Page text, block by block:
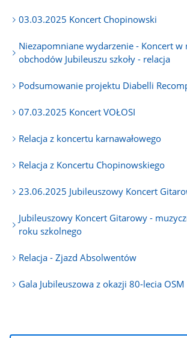
03.03.2025 Koncert Chopinowski
Niezapomniane wydarzenie - Koncert w
obchodów Jubileuszu szkoły - relacja
Podsumowanie projektu Diabelli
07.03.2025 Koncert VOŁOSI
Relacja z koncertu karnawałowego
Relacja z Koncertu Chopinowskiego
23.06.2025 Jubileuszowy Koncert
Jubileuszowy Koncert Gitarowy -
roku szkolnego
Relacja - Zjazd Absolwentów
Gala Jubileuszowa z okazji 80-lecia